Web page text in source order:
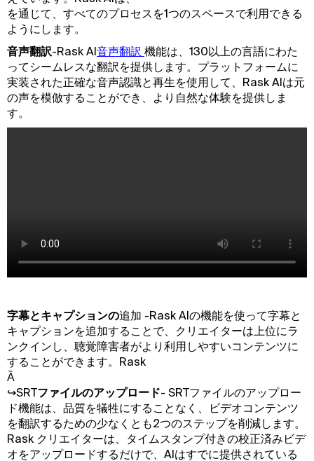
‍を通じて、すべてのプロセスを1つのスペースで利用できる
ようにします。
音声翻訳-Rask AI音声翻訳 機能は、130以上の言語にわた
ってシームレスな翻訳を提供します。プラットフォームに
実装された正確な音声認識と再生を使用して、Rask AIは元
の声を模倣することができ、より自然な体験を提供しま
す。
字幕とキャプションの追加 -Rask AIの機能を使って字幕と
キャプションを追加することで、クリエイターは上位にラ
ンクインし、聴覚障害者がより利用しやすいコンテンツに
することができます。Rask
Ȁ
↪SRTファイルのアップロード- SRTファイルのアップロー
ド機能は、品質を犠牲にすることなく、ビデオコンテンツ
を翻訳するための少なくとも2つのステップを削減します。
Rask クリエイターは、タイムスタンプ付きの校正済みビデ
オをアップロードするだけで、AIはすでに提供されている